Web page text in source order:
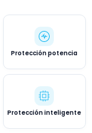
Protección potencia
Protección inteligente